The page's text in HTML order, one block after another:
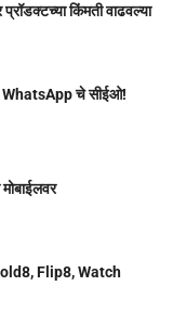
किंमती वाढवल्या
WhatsApp चे सीईओ!
Flip8, Watch